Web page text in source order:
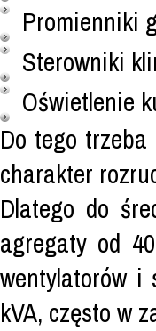
Promienniki
Sterowniki
Oświetlenie
Do tego
charakter
Dlatego do
agregaty od
wentylatorów i
kVA, często w